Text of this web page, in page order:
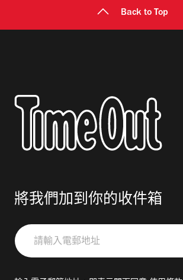
Back to Top
將我們加到你的收件箱
請
輸